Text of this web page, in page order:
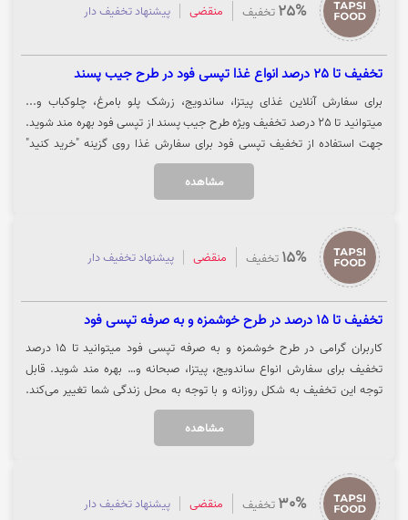
25% تخفیف منقضی پیشنهاد تخفیف دار
تخفیف تا 25 درصد انواع غذا تپسی فود در طرح جیب پسند
برای سفارش آنلاین غذای پیتزا، ساندویج، زرشک پلو بامرغ، چلوکباب و...
میتوانید تا 25 درصد تخفیف ویژه طرح جیب پسند از تپسی فود بهره مند شوید.
جهت استفاده از تخفیف تپسی فود برای سفارش غذا روی گزینه "خرید کنید"
مشاهده
15% تخفیف منقضی پیشنهاد تخفیف دار
تخفیف تا 15 درصد در طرح خوشمزه و به صرفه تپسی فود
کاربران گرامی در طرح خوشمزه و به صرفه تپسی فود میتوانید تا 15 درصد
تخفیف برای سفارش انواع ساندویج، پیتزا، صبحانه و… بهره مند شوید. قابل
توجه این تخفیف به شکل روزانه و با توجه به محل زندگی شما تغییر می‌کند.
جهت استفاده از تخفیف خوشمزه و به صرفه تپسی فود روی گزینه "خرید کنید''
مشاهده
30% تخفیف منقضی پیشنهاد تخفیف دار